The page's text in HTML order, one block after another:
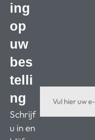
ing
op
uw
bes
telli
ng
Schrijf
u in en